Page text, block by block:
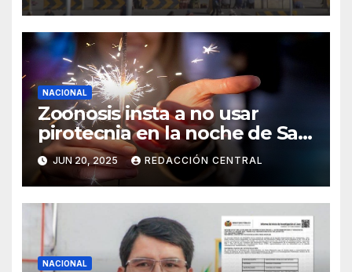
NACIONAL
Zoonosis insta a no usar
pirotecnia en la noche de San
Juan
JUN 20, 2025 REDACCIÓN CENTRAL
NACIONAL